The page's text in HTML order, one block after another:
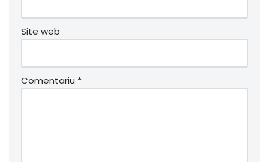
Site web
Comentariu *